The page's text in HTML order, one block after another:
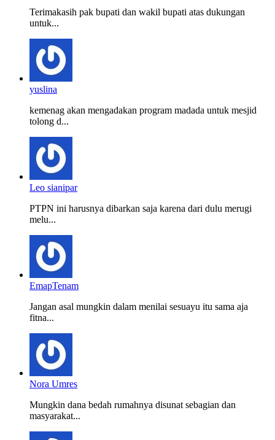
Terimakasih pak bupati dan wakil bupati atas dukungan
untuk...
yuslina
kemenag akan mengadakan program madada untuk mesjid
tolong d...
Leo sianipar
PTPN ini harusnya dibarkan saja karena dari dulu merugi
melu...
EmapTenam
Jangan asal mungkin dalam menilai sesuayu itu sama aja
fitna...
Nora Umres
Mungkin dana bedah rumahnya disunat sebagian dan
masyarakat...